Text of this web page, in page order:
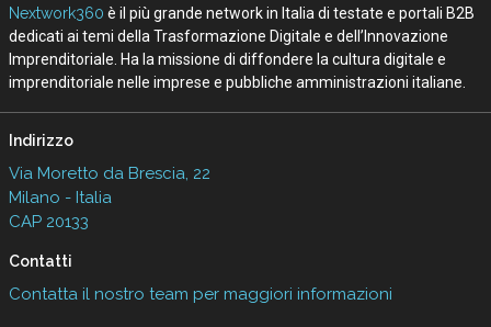
Nextwork360 è il più grande network in Italia di testate e portali B2B
dedicati ai temi della Trasformazione Digitale e dell’Innovazione
Imprenditoriale. Ha la missione di diffondere la cultura digitale e
imprenditoriale nelle imprese e pubbliche amministrazioni italiane.
Indirizzo
Via Moretto da Brescia, 22
Milano - Italia
CAP 20133
Contatti
Contatta il nostro team per maggiori informazioni